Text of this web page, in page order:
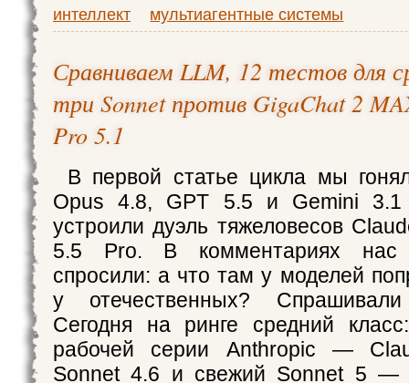
интеллект
мультиагентные системы
Сравниваем LLM, 12 тестов для
три Sonnet против GigaChat 2
Pro 5.1
В первой статье цикла мы
Opus 4.8, GPT 5.5 и Gemini 3.1
устроили дуэль тяжеловесов
5.5 Pro. В комментариях нас
спросили: а что там у моделей
у отечественных?
Сегодня на ринге средний
рабочей серии Anthropic —
Sonnet 4.6 и свежий Sonnet 5 —